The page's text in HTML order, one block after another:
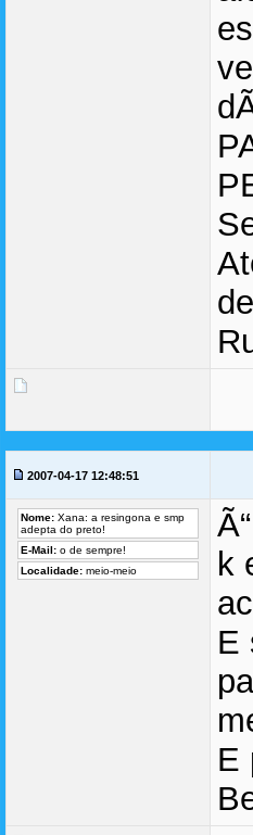
2007-04-17 12:48:51
Nome: Xana: a resingona e smp
adepta do preto!
E-Mail: o de sempre!
Localidade: meio-meio
k
E
E